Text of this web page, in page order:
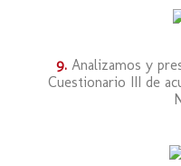
9. Analizamos y
Cuestionario III de